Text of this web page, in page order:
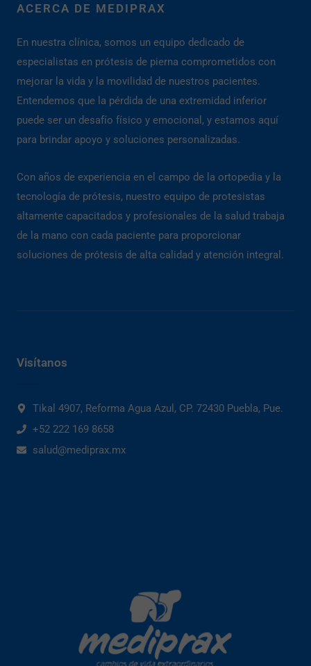
ACERCA DE MEDIPRAX
En nuestra clínica, somos un equipo dedicado de
especialistas en prótesis de pierna comprometidos con
mejorar la vida y la movilidad de nuestros pacientes.
Entendemos que la pérdida de una extremidad inferior
puede ser un desafío físico y emocional, y estamos aquí
para brindar apoyo y soluciones personalizadas.
Con años de experiencia en el campo de la ortopedia y la
tecnología de prótesis, nuestro equipo de protesistas
altamente capacitados y profesionales de la salud trabaja
de la mano con cada paciente para proporcionar
soluciones de prótesis de alta calidad y atención integral.
Visítanos
Tikal 4907, Reforma Agua Azul, CP. 72430 Puebla, Pue.
+52 222 169 8658
salud@mediprax.mx